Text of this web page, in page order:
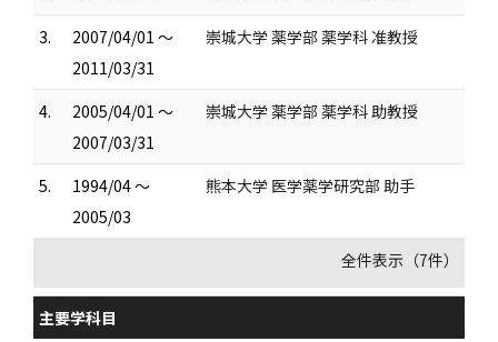
3.
2007/04/01 ～
2011/03/31
崇城大学 薬学部 薬学科 准教授
4.
2005/04/01 ～
2007/03/31
崇城大学 薬学部 薬学科 助教授
5.
1994/04 ～
2005/03
熊本大学 医学薬学研究部 助手
全件表示（7件）
主要学科目